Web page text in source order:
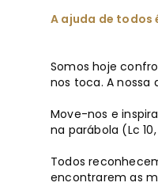
A ajuda de todos
Somos hoje
nos toca. A nossa
Move-nos e
na parábola (Lc
Todos
encontrarem as